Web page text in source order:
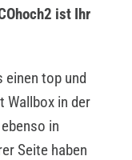
ist Ihr
einen top und
Wallbox in der
in
Seite haben